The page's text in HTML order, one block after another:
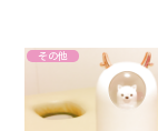
その他